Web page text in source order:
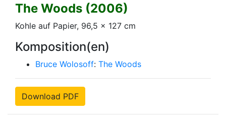
The Woods (2006)
Kohle auf Papier, 96,5 x 127 cm
Komposition(en)
Bruce Wolosoff: The Woods
Download PDF